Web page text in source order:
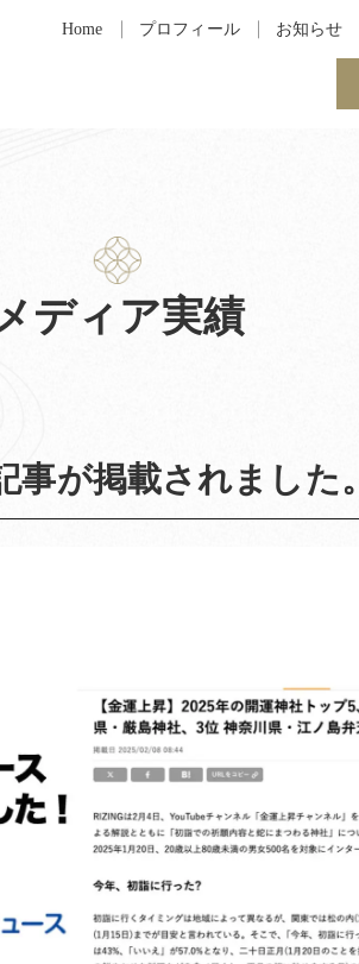
Home プロフィール お知らせ
ディア実績
が掲載されました。